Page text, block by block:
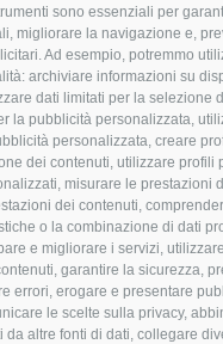
sono essenziali per
migliorare la navigazione e,
Ad esempio, potremmo
archiviare informazioni su
dati limitati per la selezione
la pubblicità personalizzata,
personalizzata, creare
dei contenuti, utilizzare profili
misurare le prestazioni
dei contenuti,
o la combinazione di dati
e migliorare i servizi,
garantire la sicurezza,
errori, erogare e presentare
le scelte sulla privacy,
da altre fonti di dati, collegare